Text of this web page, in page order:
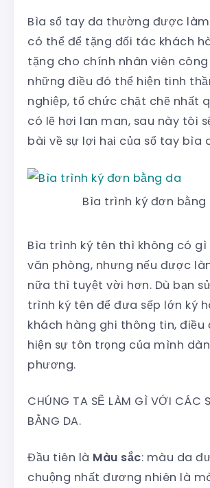
Bìa sổ tay da thường được
có thể để tặng đối tác khách
tặng cho chính nhân viên
những điều đó thể hiện tinh
nghiệp, tổ chức chặt chẽ nhất
có lẽ hơi lan man, sau này tôi
bài về sự lợi hại của sổ tay bìa
Bìa trình ký đơn bằng
Bìa trình ký tên thì không có gì
văn phòng, nhưng nếu được
nữa thì tuyệt vời hơn. Dù bạn
trình ký tên để đưa sếp lớn ký
khách hàng ghi thông tin, điều
hiện sự tôn trọng của mình
phương.
CHÚNG TA SẼ LÀM GÌ VỚI CÁC
BẰNG DA.
Đầu tiên là Màu sắc: màu da
chuộng nhất đương nhiên là